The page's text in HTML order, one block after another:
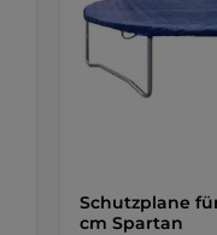
Schutzplane
cm Spartan